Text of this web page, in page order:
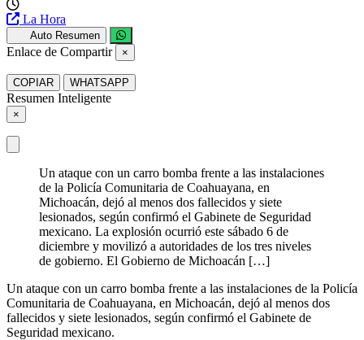
La Hora
Auto Resumen
Enlace de Compartir ×
COPIAR WHATSAPP
Resumen Inteligente
×
Un ataque con un carro bomba frente a las instalaciones
de la Policía Comunitaria de Coahuayana, en
Michoacán, dejó al menos dos fallecidos y siete
lesionados, según confirmó el Gabinete de Seguridad
mexicano. La explosión ocurrió este sábado 6 de
diciembre y movilizó a autoridades de los tres niveles
de gobierno. El Gobierno de Michoacán […]
Un ataque con un carro bomba frente a las instalaciones de la Policía
Comunitaria de Coahuayana, en Michoacán, dejó al menos dos
fallecidos y siete lesionados, según confirmó el Gabinete de
Seguridad mexicano.